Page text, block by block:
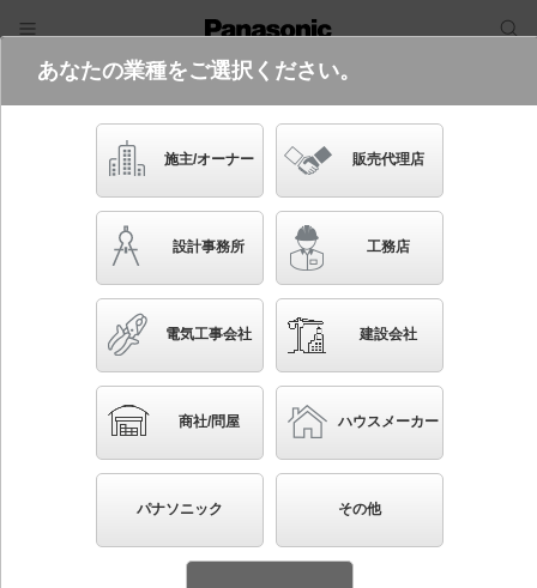
電気・建築設備（ビジネス）
フリーワード
品番・キーワード
かんたん照度計算
NNLG48330+NEL4405GN
(非常用照明器具・4000 lmタイプ・昼
白色・調光)
リニューアル用 天井埋込型 40形 一体型LEDベース
ライト（非常用） 連続調光型調光タイプ（ライコン別
売）・電源別置形・予備電源別置形 下面開放型 直管
形蛍光灯FLR40形2灯器具相当 FLR40形2灯・4000
あなたの業種をご選択ください。
施主/オーナー 販売代理店
設計事務所 工務店
電気工事会社 建設会社
商社/問屋 ハウスメーカー
パナソニック その他